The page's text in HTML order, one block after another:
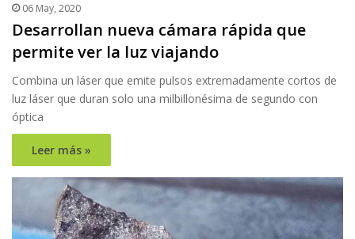
06 May, 2020
Desarrollan nueva cámara rápida que
permite ver la luz viajando
Combina un láser que emite pulsos extremadamente cortos de
luz láser que duran solo una milbillonésima de segundo con
óptica
Leer más »